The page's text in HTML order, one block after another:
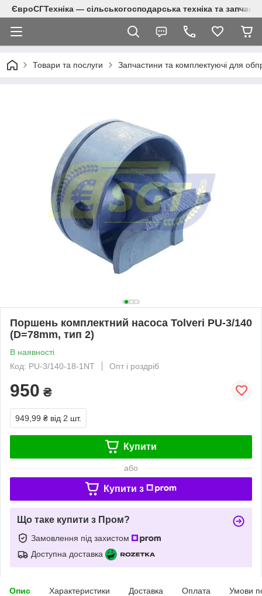
ЄвроСГТехніка — сільськогосподарська техніка та
Товари та послуги Запчастини та комплектуючі для
Поршень комплектний насоса Tolveri PU-3/140
(D=78mm, тип 2)
В наявності
Код: PU-3/140-18-1NT
Опт і роздріб
950 ₴
949,99 ₴ від 2 шт.
Купити
або
Купити з
Що таке купити з Пром?
Замовлення під захистом
Доступна доставка
Опис Характеристики Доставка Оплата Умови